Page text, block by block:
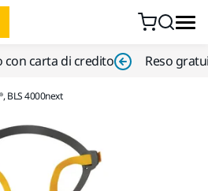
con carta di credito Reso
BLS 4000next